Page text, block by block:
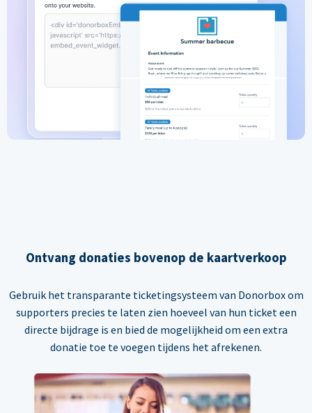
Ontvang donaties bovenop de kaartverkoop
Gebruik het transparante ticketingsysteem van Donorbox om
supporters precies te laten zien hoeveel van hun ticket een
directe bijdrage is en bied de mogelijkheid om een extra
donatie toe te voegen tijdens het afrekenen.